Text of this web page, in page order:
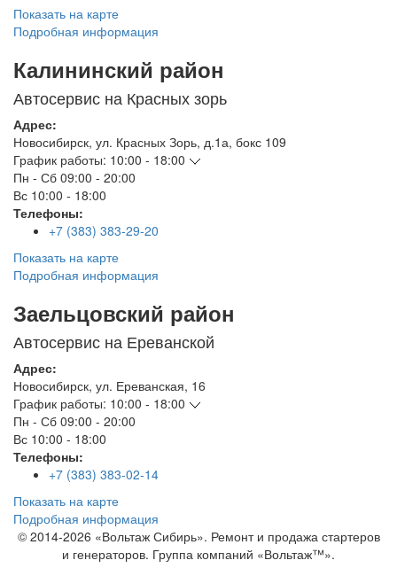
Показать на карте
Подробная информация
Калининский район
Автосервис на Красных зорь
Адрес:
Новосибирск, ул. Красных Зорь, д.1а, бокс 109
График работы: 10:00 - 18:00
Пн - Сб 09:00 - 20:00
Вс 10:00 - 18:00
Телефоны:
+7 (383) 383-29-20
Показать на карте
Подробная информация
Заельцовский район
Автосервис на Ереванской
Адрес:
Новосибирск, ул. Ереванская, 16
График работы: 10:00 - 18:00
Пн - Сб 09:00 - 20:00
Вс 10:00 - 18:00
Телефоны:
+7 (383) 383-02-14
Показать на карте
Подробная информация
© 2014-2026 «Вольтаж Сибирь». Ремонт и продажа стартеров
и генераторов. Группа компаний «Вольтаж™».